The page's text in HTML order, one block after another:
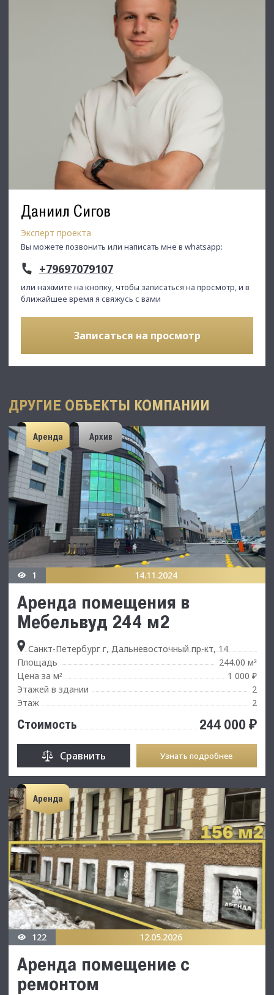
Даниил Сигов
Эксперт проекта
Вы можете позвонить или написать мне в whatsapp:
+79697079107
или нажмите на кнопку, чтобы записаться на просмотр, и в
ближайшее время я свяжусь с вами
Записаться на просмотр
ДРУГИЕ ОБЪЕКТЫ КОМПАНИИ
Аренда Архив
1 14.11.2024
Аренда помещения в
Мебельвуд 244 м2
Санкт-Петербург г, Дальневосточный пр-кт, 14
Площадь
244.00 м²
Цена за м²
1 000 ₽
Этажей в здании
2
Этаж
2
Стоимость 244 000 ₽
Сравнить Узнать подробнее
Аренда
122 12.05.2026
Аренда помещение с
ремонтом